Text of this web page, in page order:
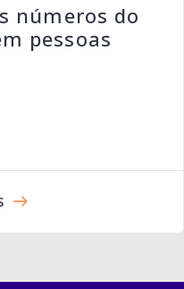
números do
pessoas